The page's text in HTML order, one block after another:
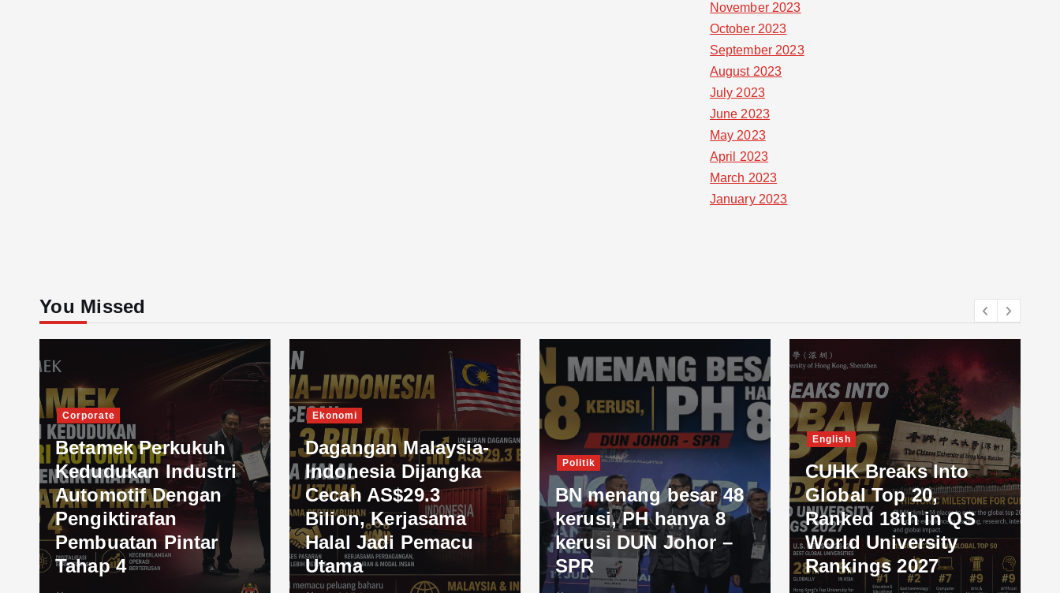
November 2023
October 2023
September 2023
August 2023
July 2023
June 2023
May 2023
April 2023
March 2023
January 2023
You Missed
Corporate
Betamek Perkukuh
Kedudukan Industri
Automotif Dengan
Pengiktirafan
Pembuatan Pintar
Tahap 4
Ekonomi
Dagangan Malaysia-
Indonesia Dijangka
Cecah AS$29.3
Bilion, Kerjasama
Halal Jadi Pemacu
Utama
Politik
BN menang besar 48
kerusi, PH hanya 8
kerusi DUN Johor –
SPR
English
CUHK Breaks Into
Global Top 20,
Ranked 18th in QS
World University
Rankings 2027